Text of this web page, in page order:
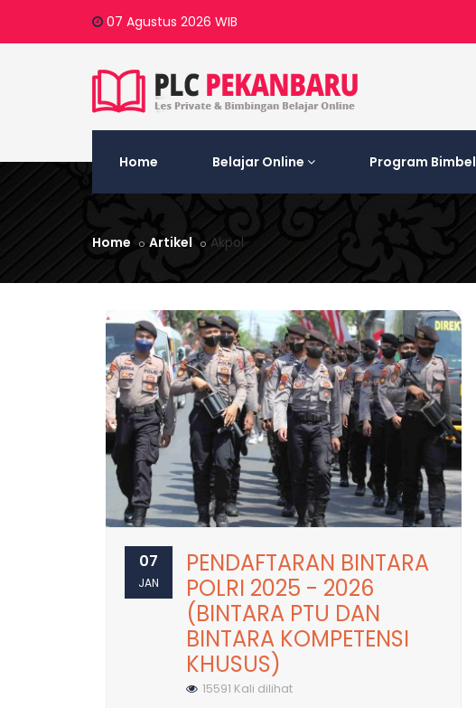
07 Agustus 2026 WIB
Home Belajar Online Program Bimbel
Home Artikel Akpol
07
JAN
PENDAFTARAN BINTARA
POLRI 2025 - 2026
(BINTARA PTU DAN
BINTARA KOMPETENSI
KHUSUS)
15591 Kali dilihat